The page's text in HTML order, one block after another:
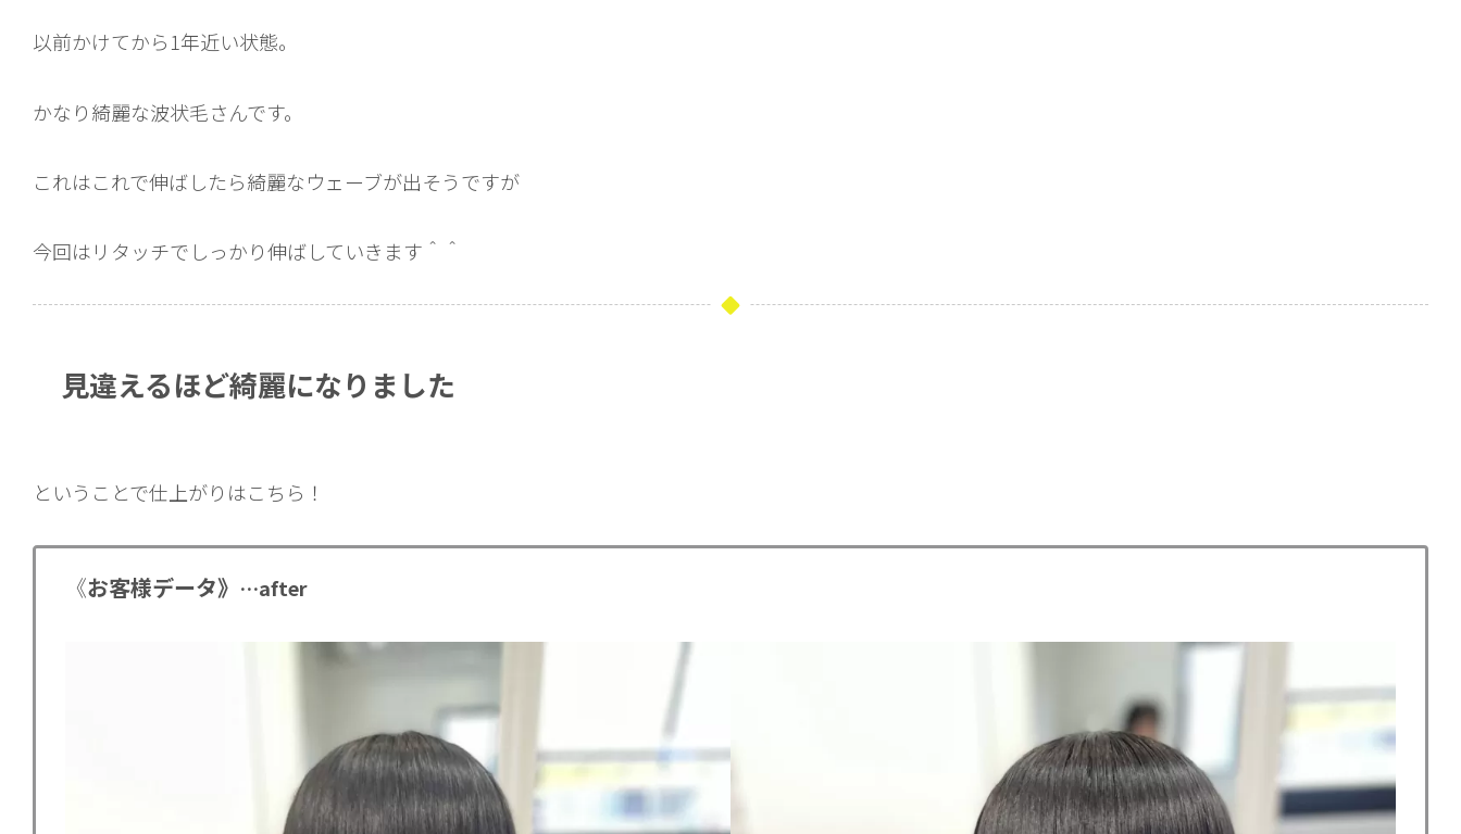
以前かけてから1年近い状態。
かなり綺麗な波状毛さんです。
これはこれで伸ばしたら綺麗なウェーブが出そうですが
今回はリタッチでしっかり伸ばしていきます＾＾
見違えるほど綺麗になりました
ということで仕上がりはこちら！
《お客様データ》 …after